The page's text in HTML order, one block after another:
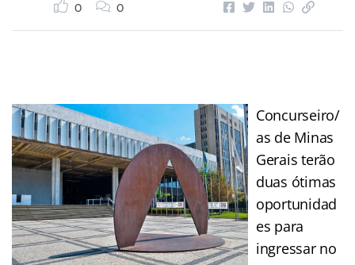
0 0
Concurseiro/
as de Minas
Gerais terão
duas ótimas
oportunidad
es para
ingressar no